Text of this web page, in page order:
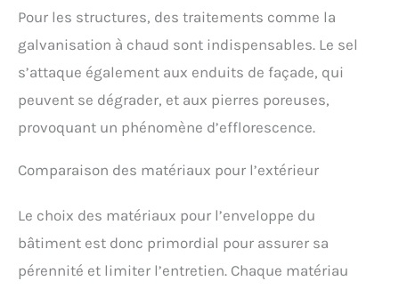
Pour les structures, des traitements comme la
galvanisation à chaud sont indispensables. Le sel
s’attaque également aux enduits de façade, qui
peuvent se dégrader, et aux pierres poreuses,
provoquant un phénomène d’efflorescence.
Comparaison des matériaux pour l’extérieur
Le choix des matériaux pour l’enveloppe du
bâtiment est donc primordial pour assurer sa
pérennité et limiter l’entretien. Chaque matériau